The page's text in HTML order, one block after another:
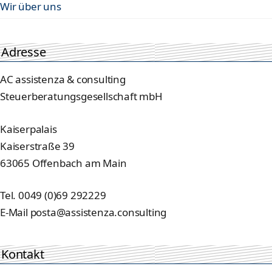
Wir über uns
Adresse
AC assistenza & consulting
Steuerberatungsgesellschaft mbH
Kaiserpalais
Kaiserstraße 39
63065 Offenbach am Main
Tel. 0049 (0)69 292229
E-Mail posta@assistenza.consulting
Kontakt